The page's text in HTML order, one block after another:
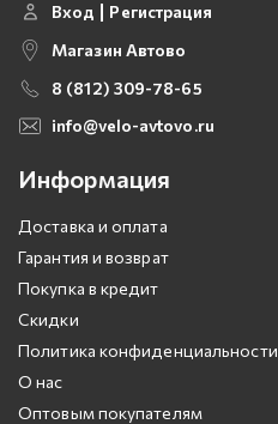
Вход
Регистрация
Магазин Автово
8 (812) 309-78-65
info@velo-avtovo.ru
Информация
Доставка и оплата
Гарантия и возврат
Покупка в кредит
Скидки
Политика конфиденциальности
О нас
Оптовым покупателям